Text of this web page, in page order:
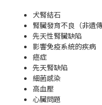
犬腎結石
腎臟發育不良（非遺
先天性腎臟缺陷
影響免疫系統的疾病
癌症
先天腎缺陷
細菌感染
高血壓
心臟問題